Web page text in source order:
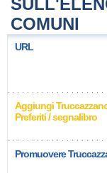
COMUNI
URL
Aggiungi
Preferiti / segnalibro
Promuovere